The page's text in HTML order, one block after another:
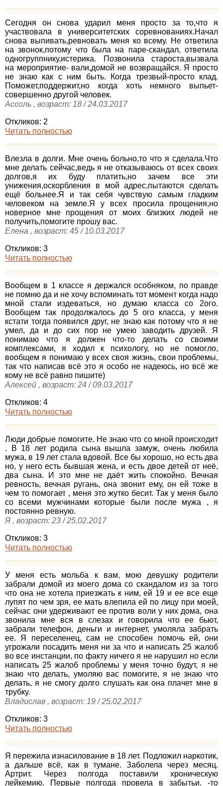
Сегодня он снова ударил меня просто за то,что я
участвовала в университетских соревнованиях.Начал
снова выпивать,ревновать меня ко всему. Не ответила
на звонок,потому что была на паре-скандал, ответила
одногруппнику,истерика. Позвонила староста,вызвала
на мероприятие- вали,домой не возвращайся. Я просто
не знаю как с ним быть. Когда трезвый-просто клад.
Поможет,поддержит,но когда хоть немного выпьет-
совершенно другой человек.
Ассоль , возраст: 18 / 24.03.2017
Откликов: 2
Читать полностью
Влезла в долги. Мне очень больно,то что я сделала.Что
мне делать сейчас,ведь я не отказываюсь от всех своих
долгов,я их буду платить,но зачем все эти
унижения,оскорбления в мой адрес,пытаются сделать
ещё больнее.Я и так себя чувствую самым гладким
человеком на земле.Я у всех просила прощения,но
новерное мне прощения от моих близких людей не
получить,помогите прошу вас.
Елена , возраст: 45 / 10.03.2017
Откликов: 3
Читать полностью
Вообщем в 1 классе я держался особняком, по правде
не помню да и не хочу вспоминать тот момент когда надо
мной стали издеваться, но думаю класса со 2ого.
Вообщем так продолжалось до 5 ого класса, у меня
кстати тогда появился друг, не знаю как потому что я не
умел, да и до сих пор не умею заводить друзей. Я
понимаю что я должен что-то делать со своими
комплексами, я ходил к психологу, но не помогло,
вообщем я понимаю у всех своя жизнь, свои проблемы,
так что написав всё это я особо не надеюсь, но всё же
кому не всё равно пишите)
Алексей , возраст: 24 / 09.03.2017
Откликов: 4
Читать полностью
Люди добрые помогите. Не знаю что со мной происходит
. В 18 лет родила сына вышла замуж, очень любила
мужа, в 19 лет стала вдовой. Все бы хорошо, но есть два
но, у него есть бывшая жена, и есть двое детей от неё,
два сына. И это мне не даёт жить спокойно. Вечная
ревность, вечная ругань, она звонит ему, он ей тоже в
чем то помогает , меня это жутко бесит. Так у меня было
со всеми мужчинами которые были после мужа , я
постоянно ревную.
Я , возраст: 23 / 25.02.2017
Откликов: 3
Читать полностью
У меня есть мольба к вам, мою девушку родители
забрали домой из моего дома со скандалом из за того
что она не хотела приезжать к ним, ей 19 и ее все еще
лупят по чем зря, ее мать влепила ей по лицу при моей,
сейчас они удерживают ее против воли у них дома, она
звонила мне вся в слезах и говорила что ее бьют,
забрали телефон, деньги и интернет, умоляла забрать
ее. Я переселенец, сам не способен помочь ей, они
угрожали посадить меня ни за что и написать 25 жалоб
во все инстанции, по факту ничего я не нарушил но если
написать 25 жалоб проблемы у меня точно будут, я не
знаю что делать, умоляю вас помогите, я не знаю что
делать, я не смогу долго слушать как она плачет мне в
трубку.
Владислав , возраст: 19 / 25.02.2017
Откликов: 3
Читать полностью
Я пережила изнасилование в 18 лет. Подложил наркотик,
а дальше всё, как в тумане. Заболела через месяц.
Артрит. Через полгода поставили хроническую
лейкемию. Первые полгода провела в забытьи. -то